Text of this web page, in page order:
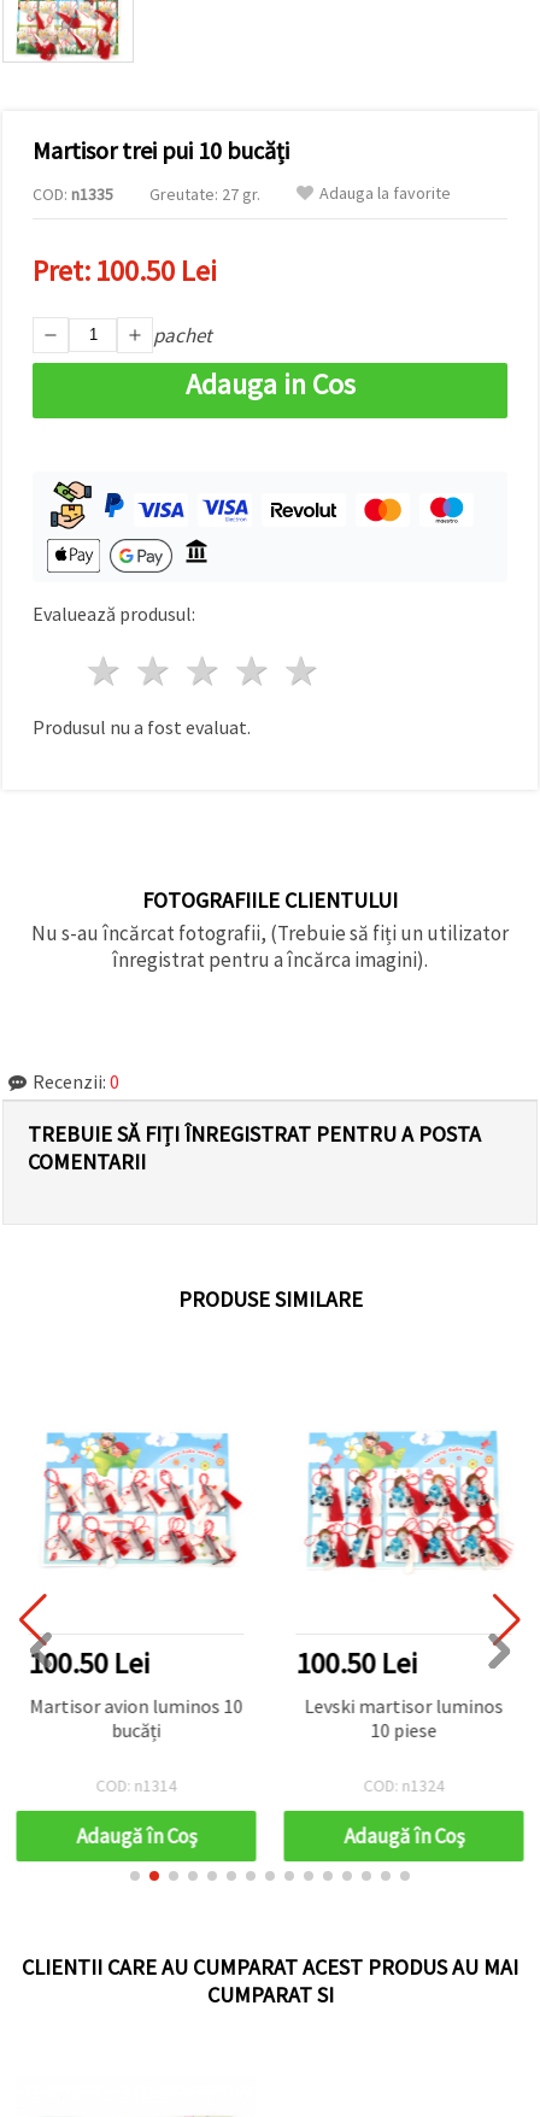
Puteți fi de
acord să
clic pe "pe
vă indicați
preferințele
în setări
un tip de
cookie -uri
făcând clic
pe butonul
"Salvați"
Аcceptati
Setări
Martisor trei pui 10 bucăți
COD: n1335 Greutate: 27 gr. Adauga la favorite
Pret:100.50 Lei
pachet
Adauga in Cos
Evaluează produsul:
4 stele
3 stele
2 stele
1 stea
Produsul nu a fost evaluat.
FOTOGRAFIILE CLIENTULUI
Nu s-au încărcat fotografii, (Trebuie să fiți un utilizator
înregistrat pentru a încărca imagini).
Recenzii: 0
TREBUIE SĂ FIȚI ÎNREGISTRAT PENTRU A POSTA
COMENTARII
PRODUSE SIMILARE
100.50 Lei
Martisor avion luminos 10
bucăți
COD: n1314
Adaugă în Coş
100.50 Lei
Levski martisor luminos
10 piese
COD: n1324
Adaugă în Coş
CLIENTII CARE AU CUMPARAT ACEST PRODUS AU MAI
CUMPARAT SI